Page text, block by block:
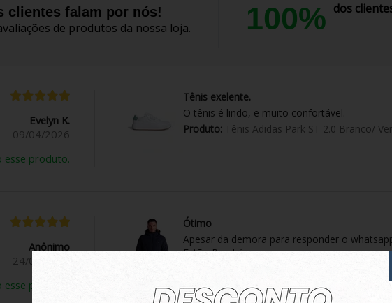
clientes falam por nós!
de produtos da nossa loja.
100% dos
Evelyn K.
09/04/2026
esse produto.
Tênis exelente.
O tênis é lindo, e muito confortável.
Produto: Tênis Adidas Park ST 2.0 Branco/
Anônimo
24/03/2026
produto.
Ótimo
Apesar da demora para responder o
Estão Parabéns
Produto:Jaqueta Rusty Dinky Cinza